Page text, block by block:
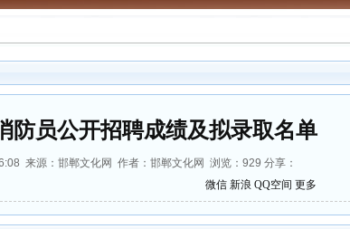
防员公开招聘成绩及拟录取名单
来源：邯郸文化网 作者：邯郸文化网 浏览： 929 分享：
微信 新浪 QQ空间 更多